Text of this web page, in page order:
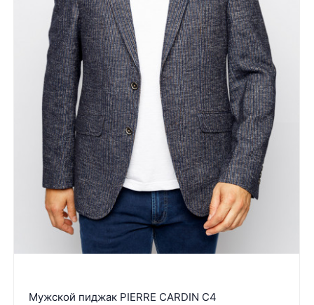
Мужской пиджак PIERRE CARDIN C4